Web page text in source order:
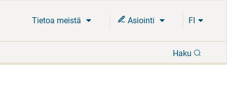
Tietoa meistä Asiointi FI
Haku